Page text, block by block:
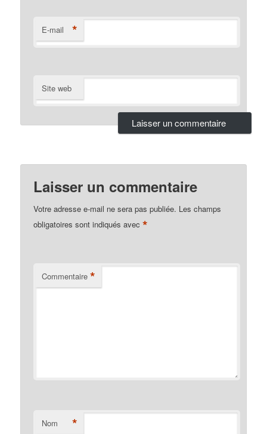
E-mail *
Site web
Laisser un commentaire
Votre adresse e-mail ne sera pas publiée. Les champs
obligatoires sont indiqués avec*
Commentaire *
Nom *